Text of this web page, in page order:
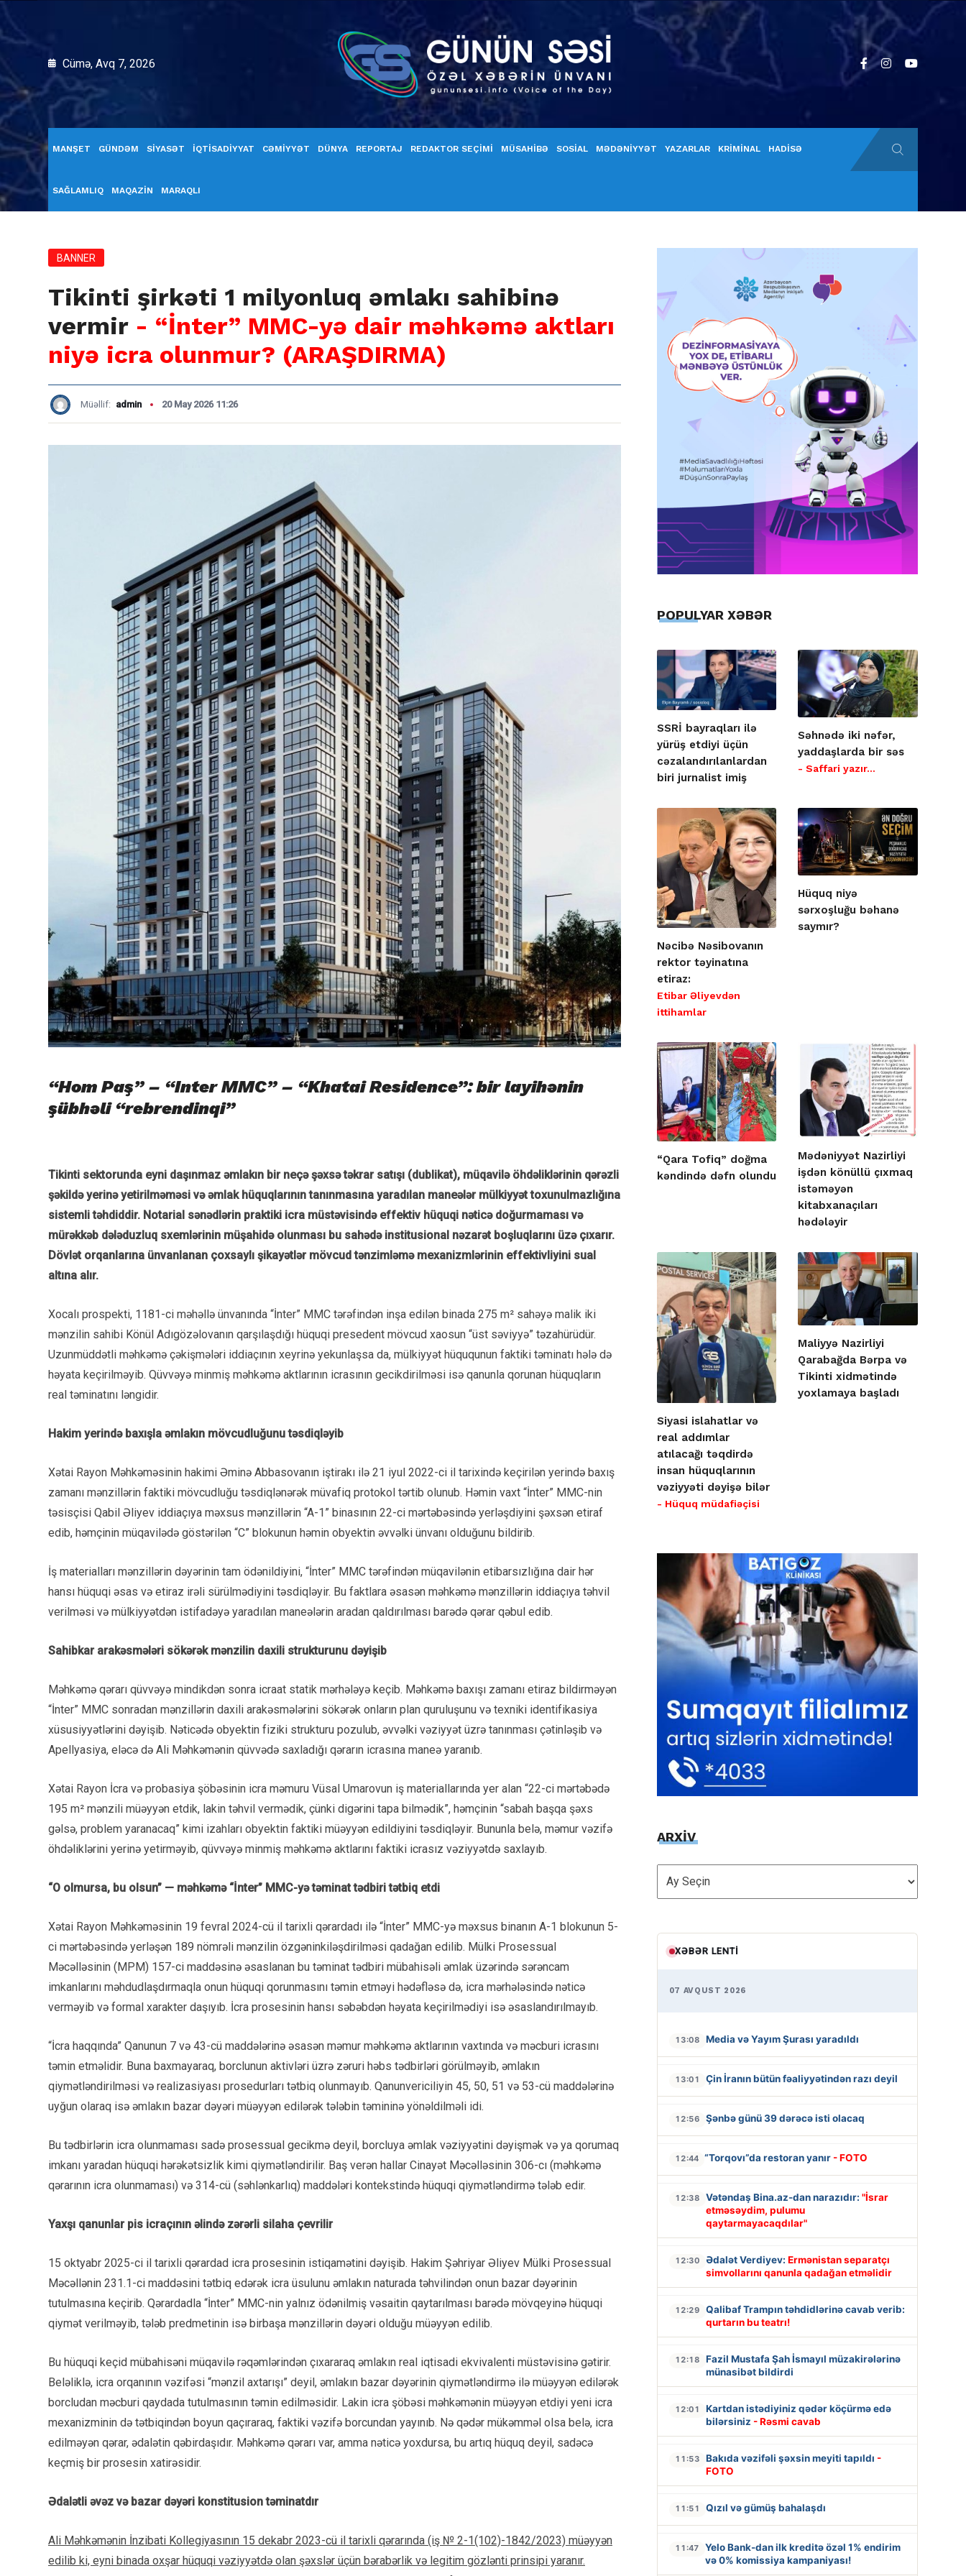
Cümə, Avq 7, 2026
MANŞET GÜNDƏM SİYASƏT İQTİSADİYYAT CƏMİYYƏT DÜNYA REPORTAJ REDAKTOR SEÇİMİ MÜSAHİBƏ SOSİAL MƏDƏNİYYƏT YAZARLAR KRİMİNAL HADİSƏ
SAĞLAMLIQ MAQAZİN MARAQLI
BANNER
Tikinti şirkəti 1 milyonluq əmlakı sahibinə
vermir - “İnter” MMC-yə dair məhkəmə aktları
niyə icra olunmur? (ARAŞDIRMA)
Müəllif: admin 20 May 2026 11:26
“Hom Paş” – “Inter MMC” – “Khatai Residence”: bir layihənin
şübhəli “rebrendinqi”
Tikinti sektorunda eyni daşınmaz əmlakın bir neçə şəxsə təkrar satışı (dublikat), müqavilə öhdəliklərinin qərəzli
şəkildə yerinə yetirilməməsi və əmlak hüquqlarının tanınmasına yaradılan maneələr mülkiyyət toxunulmazlığına
sistemli təhdiddir. Notarial sənədlərin praktiki icra müstəvisində effektiv hüquqi nəticə doğurmaması və
mürəkkəb dələduzluq sxemlərinin müşahidə olunması bu sahədə institusional nəzarət boşluqlarını üzə çıxarır.
Dövlət orqanlarına ünvanlanan çoxsaylı şikayətlər mövcud tənzimləmə mexanizmlərinin effektivliyini sual
altına alır.
Xocalı prospekti, 1181-ci məhəllə ünvanında “İnter” MMC tərəfindən inşa edilən binada 275 m² sahəyə malik iki
mənzilin sahibi Könül Adıgözəlovanın qarşılaşdığı hüquqi presedent mövcud xaosun “üst səviyyə” təzahürüdür.
Uzunmüddətli məhkəmə çəkişmələri iddiaçının xeyrinə yekunlaşsa da, mülkiyyət hüququnun faktiki təminatı hələ də
həyata keçirilməyib. Qüvvəyə minmiş məhkəmə aktlarının icrasının gecikdirilməsi isə qanunla qorunan hüquqların
real təminatını ləngidir.
Hakim yerində baxışla əmlakın mövcudluğunu təsdiqləyib
Xətai Rayon Məhkəməsinin hakimi Əminə Abbasovanın iştirakı ilə 21 iyul 2022-ci il tarixində keçirilən yerində baxış
zamanı mənzillərin faktiki mövcudluğu təsdiqlənərək müvafiq protokol tərtib olunub. Həmin vaxt “İnter” MMC-nin
təsisçisi Qabil Əliyev iddiaçıya məxsus mənzillərin “A-1” binasının 22-ci mərtəbəsində yerləşdiyini şəxsən etiraf
edib, həmçinin müqavilədə göstərilən “C” blokunun həmin obyektin əvvəlki ünvanı olduğunu bildirib.
İş materialları mənzillərin dəyərinin tam ödənildiyini, “İnter” MMC tərəfindən müqavilənin etibarsızlığına dair hər
hansı hüquqi əsas və etiraz irəli sürülmədiyini təsdiqləyir. Bu faktlara əsasən məhkəmə mənzillərin iddiaçıya təhvil
verilməsi və mülkiyyətdən istifadəyə yaradılan maneələrin aradan qaldırılması barədə qərar qəbul edib.
Sahibkar arakəsmələri sökərək mənzilin daxili strukturunu dəyişib
Məhkəmə qərarı qüvvəyə mindikdən sonra icraat statik mərhələyə keçib. Məhkəmə baxışı zamanı etiraz bildirməyən
“İnter” MMC sonradan mənzillərin daxili arakəsmələrini sökərək onların plan quruluşunu və texniki identifikasiya
xüsusiyyətlərini dəyişib. Nəticədə obyektin fiziki strukturu pozulub, əvvəlki vəziyyət üzrə tanınması çətinləşib və
Apellyasiya, eləcə də Ali Məhkəmənin qüvvədə saxladığı qərarın icrasına maneə yaranıb.
Xətai Rayon İcra və probasiya şöbəsinin icra məmuru Vüsal Umarovun iş materiallarında yer alan “22-ci mərtəbədə
195 m² mənzili müəyyən etdik, lakin təhvil vermədik, çünki digərini tapa bilmədik”, həmçinin “sabah başqa şəxs
gəlsə, problem yaranacaq” kimi izahları obyektin faktiki müəyyən edildiyini təsdiqləyir. Bununla belə, məmur vəzifə
öhdəliklərini yerinə yetirməyib, qüvvəyə minmiş məhkəmə aktlarını faktiki icrasız vəziyyətdə saxlayıb.
“O olmursa, bu olsun” — məhkəmə “İnter” MMC-yə təminat tədbiri tətbiq etdi
Xətai Rayon Məhkəməsinin 19 fevral 2024-cü il tarixli qərardadı ilə “İnter” MMC-yə məxsus binanın A-1 blokunun 5-
ci mərtəbəsində yerləşən 189 nömrəli mənzilin özgəninkiləşdirilməsi qadağan edilib. Mülki Prosessual
Məcəlləsinin (MPM) 157-ci maddəsinə əsaslanan bu təminat tədbiri mübahisəli əmlak üzərində sərəncam
imkanlarını məhdudlaşdırmaqla onun hüquqi qorunmasını təmin etməyi hədəfləsə də, icra mərhələsində nəticə
verməyib və formal xarakter daşıyıb. İcra prosesinin hansı səbəbdən həyata keçirilmədiyi isə əsaslandırılmayıb.
“İcra haqqında” Qanunun 7 və 43-cü maddələrinə əsasən məmur məhkəmə aktlarının vaxtında və məcburi icrasını
təmin etməlidir. Buna baxmayaraq, borclunun aktivləri üzrə zəruri həbs tədbirləri görülməyib, əmlakın
qiymətləndirilməsi və realizasiyası prosedurları tətbiq olunmayıb. Qanunvericiliyin 45, 50, 51 və 53-cü maddələrinə
uyğun olaraq isə əmlakın bazar dəyəri müəyyən edilərək tələbin təmininə yönəldilməli idi.
Bu tədbirlərin icra olunmaması sadə prosessual gecikmə deyil, borcluya əmlak vəziyyətini dəyişmək və ya qorumaq
imkanı yaradan hüquqi hərəkətsizlik kimi qiymətləndirilir. Baş verən hallar Cinayət Məcəlləsinin 306-cı (məhkəmə
qərarının icra olunmaması) və 314-cü (səhlənkarlıq) maddələri kontekstində hüquqi qiymətləndirmə tələb edir.
Yaxşı qanunlar pis icraçının əlində zərərli silaha çevrilir
15 oktyabr 2025-ci il tarixli qərardad icra prosesinin istiqamətini dəyişib. Hakim Şəhriyar Əliyev Mülki Prosessual
Məcəllənin 231.1-ci maddəsini tətbiq edərək icra üsulunu əmlakın naturada təhvilindən onun bazar dəyərinin
tutulmasına keçirib. Qərardadla “İnter” MMC-nin yalnız ödənilmiş vəsaitin qaytarılması barədə mövqeyinə hüquqi
qiymət verilməyib, tələb predmetinin isə birbaşa mənzillərin dəyəri olduğu müəyyən edilib.
Bu hüquqi keçid mübahisəni müqavilə rəqəmlərindən çıxararaq əmlakın real iqtisadi ekvivalenti müstəvisinə gətirir.
Beləliklə, icra orqanının vəzifəsi “mənzil axtarışı” deyil, əmlakın bazar dəyərinin qiymətləndirmə ilə müəyyən edilərək
borcludan məcburi qaydada tutulmasının təmin edilməsidir. Lakin icra şöbəsi məhkəmənin müəyyən etdiyi yeni icra
mexanizminin də tətbiqindən boyun qaçıraraq, faktiki vəzifə borcundan yayınıb. Nə qədər mükəmməl olsa belə, icra
edilməyən qərar, ədalətin qəbirdaşıdır. Məhkəmə qərarı var, amma nəticə yoxdursa, bu artıq hüquq deyil, sadəcə
keçmiş bir prosesin xatirəsidir.
Ədalətli əvəz və bazar dəyəri konstitusion təminatdır
Ali Məhkəmənin İnzibati Kollegiyasının 15 dekabr 2023-cü il tarixli qərarında (iş № 2-1(102)-1842/2023) müəyyən
edilib ki, eyni binada oxşar hüquqi vəziyyətdə olan şəxslər üçün bərabərlik və legitim gözlənti prinsipi yaranır.
POPULYAR XƏBƏR
SSRİ bayraqları ilə
yürüş etdiyi üçün
cəzalandırılanlardan
biri jurnalist imiş
Səhnədə iki nəfər,
yaddaşlarda bir səs
- Saffari yazır…
Nəcibə Nəsibovanın
rektor təyinatına
etiraz:
Etibar Əliyevdən
ittihamlar
Hüquq niyə
sərxoşluğu bəhanə
saymır?
“Qara Tofiq” doğma
kəndində dəfn olundu
Mədəniyyət Nazirliyi
işdən könüllü çıxmaq
istəməyən
kitabxanaçıları
hədələyir
Siyasi islahatlar və
real addımlar
atılacağı təqdirdə
insan hüquqlarının
vəziyyəti dəyişə bilər
- Hüquq müdafiəçisi
Maliyyə Nazirliyi
Qarabağda Bərpa və
Tikinti xidmətində
yoxlamaya başladı
ARXİV
ARXİV
XƏBƏR LENTI
07 AVQUST 2026
13:08 Media və Yayım Şurası yaradıldı
13:01 Çin İranın bütün fəaliyyətindən razı deyil
12:56 Şənbə günü 39 dərəcə isti olacaq
12:44 “Torqovı”da restoran yanır - FOTO
12:38 Vətəndaş Bina.az-dan narazıdır: "İsrar
etməsəydim, pulumu
qaytarmayacaqdılar"
12:30 Ədalət Verdiyev: Ermənistan separatçı
simvollarını qanunla qadağan etməlidir
12:29
Qalibaf Trampın təhdidlərinə cavab verib:
qurtarın bu teatrı!
12:18
Fazil Mustafa Şah İsmayıl müzakirələrinə
münasibət bildirdi
12:01
Kartdan istədiyiniz qədər köçürmə edə
bilərsiniz - Rəsmi cavab
11:53 Bakıda vəzifəli şəxsin meyiti tapıldı -
FOTO
11:51 Qızıl və gümüş bahalaşdı
11:47
Yelo Bank-dan ilk kreditə özəl 1% endirim
və 0% komissiya kampaniyası!